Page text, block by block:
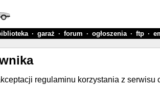
· garaż · forum · ogłoszenia · ftp ·
regulaminu korzystania z serwisu